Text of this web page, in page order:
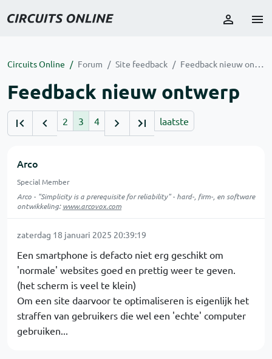
Circuits Online Forum Site feedback Feedback nieuw ontwerp
Feedback nieuw ontwerp
2 3 4 laatste
Arco
Special Member
Arco - "Simplicity is a prerequisite for reliability" - hard-, firm-, en software
ontwikkeling:www.arcovox.com
zaterdag 18 januari 2025 20:39:19
Een smartphone is defacto niet erg geschikt om
'normale' websites goed en prettig weer te geven.
(het scherm is veel te klein)
Om een site daarvoor te optimaliseren is eigenlijk het
straffen van gebruikers die wel een 'echte' computer
gebruiken...